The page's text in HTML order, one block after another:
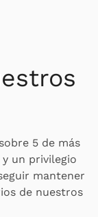
5 de más
y un privilegio
mantener
de nuestros